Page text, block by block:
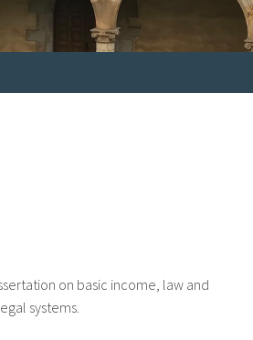
on basic income, law and
systems.